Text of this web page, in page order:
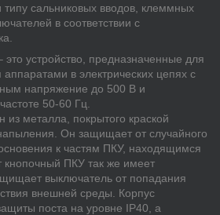
типу сальниковых вводов, клеммных
в соответствии с
это устройство, предназначенные для
в электрических цепях с
напряжение до 500 В и
50-60 Гц.
из металла, покрытого краской
Он защищает от случайного
к частям ПКУ, находящимся
ПКУ так же имеет
выключатель от попадания
внешней среды. Корпус
поста на уровне IP40, а